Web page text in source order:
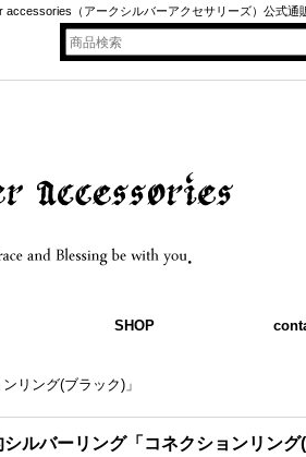
（アークシルバーアクセサリーズ）公式通
SHOP
リング(ブラック)」
ルバーリング「コネクションリング(